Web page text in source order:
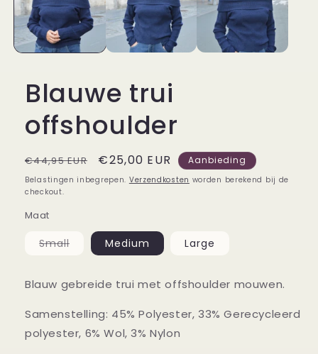
Blauwe trui
offshoulder
Normale
prijs
€44,95 EUR Aanbiedingsprijs
€25,00 EUR Aanbieding
Belastingen inbegrepen. Verzendkosten worden berekend bij de
checkout.
Maat
SmallVariant
uitverkocht
beschikbaar
Medium Large
Blauw gebreide trui met offshoulder mouwen.
Samenstelling: 45% Polyester, 33% Gerecycleerd
polyester, 6% Wol, 3% Nylon